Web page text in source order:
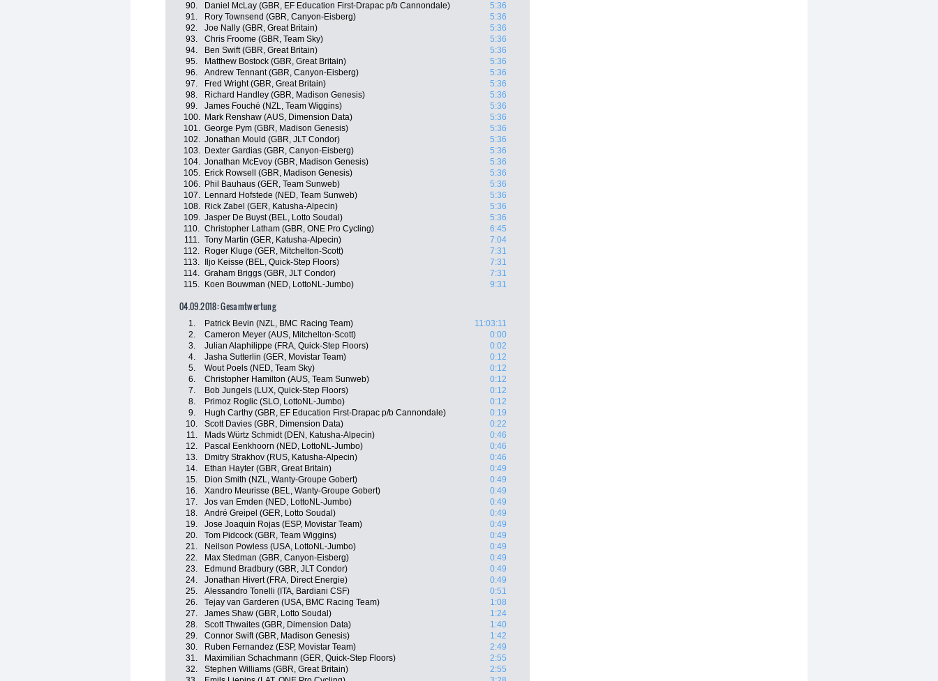
90.
Daniel McLay (GBR, EF Education First-Drapac p/b Cannondale)
5:36
91.
Rory Townsend (GBR, Canyon-Eisberg)
5:36
92.
Joe Nally (GBR, Great Britain)
5:36
93.
Chris Froome (GBR, Team Sky)
5:36
94.
Ben Swift (GBR, Great Britain)
5:36
95.
Matthew Bostock (GBR, Great Britain)
5:36
96.
Andrew Tennant (GBR, Canyon-Eisberg)
5:36
97.
Fred Wright (GBR, Great Britain)
5:36
98.
Richard Handley (GBR, Madison Genesis)
5:36
99.
James Fouché (NZL, Team Wiggins)
5:36
100.
Mark Renshaw (AUS, Dimension Data)
5:36
101. George Pym (GBR, Madison Genesis)
5:36
102. Jonathan Mould (GBR, JLT Condor)
5:36
103.
Dexter Gardias (GBR, Canyon-Eisberg)
5:36
104. Jonathan McEvoy (GBR, Madison Genesis)
5:36
105.
Erick Rowsell (GBR, Madison Genesis)
5:36
106.
Phil Bauhaus (GER, Team Sunweb)
5:36
107.
Lennard Hofstede (NED, Team Sunweb)
5:36
108.
Rick Zabel (GER, Katusha-Alpecin)
5:36
109. Jasper De Buyst (BEL, Lotto Soudal)
5:36
110. Christopher Latham (GBR, ONE Pro Cycling)
6:45
111. Tony Martin (GER, Katusha-Alpecin)
7:04
112.
Roger Kluge (GER, Mitchelton-Scott)
7:31
113.
Iljo Keisse (BEL, Quick-Step Floors)
7:31
114. Graham Briggs (GBR, JLT Condor)
7:31
115.
Koen Bouwman (NED, LottoNL-Jumbo) 9:31
04.09.2018: Gesamtwertung
1. Patrick Bevin (NZL, BMC Racing Team)
11:03:11
2.
Cameron Meyer (AUS, Mitchelton-Scott)
0:00
3.
Julian Alaphilippe (FRA, Quick-Step Floors)
0:02
4.
Jasha Sutterlin (GER, Movistar Team)
0:12
5.
Wout Poels (NED, Team Sky)
0:12
6.
Christopher Hamilton (AUS, Team Sunweb)
0:12
7.
Bob Jungels (LUX, Quick-Step Floors)
0:12
8.
Primoz Roglic (SLO, LottoNL-Jumbo)
0:12
9.
Hugh Carthy (GBR, EF Education First-Drapac p/b Cannondale)
0:19
10.
Scott Davies (GBR, Dimension Data)
0:22
11.
Mads Würtz Schmidt (DEN, Katusha-Alpecin)
0:46
12.
Pascal Eenkhoorn (NED, LottoNL-Jumbo)
0:46
13.
Dmitry Strakhov (RUS, Katusha-Alpecin)
0:46
14.
Ethan Hayter (GBR, Great Britain)
0:49
15.
Dion Smith (NZL, Wanty-Groupe Gobert)
0:49
16.
Xandro Meurisse (BEL, Wanty-Groupe Gobert)
0:49
17.
Jos van Emden (NED, LottoNL-Jumbo)
0:49
18.
André Greipel (GER, Lotto Soudal)
0:49
19.
Jose Joaquin Rojas (ESP, Movistar Team)
0:49
20.
Tom Pidcock (GBR, Team Wiggins)
0:49
21.
Neilson Powless (USA, LottoNL-Jumbo)
0:49
22.
Max Stedman (GBR, Canyon-Eisberg)
0:49
23.
Edmund Bradbury (GBR, JLT Condor)
0:49
24.
Jonathan Hivert (FRA, Direct Energie)
0:49
25.
Alessandro Tonelli (ITA, Bardiani CSF)
0:51
26.
Tejay van Garderen (USA, BMC Racing Team)
1:08
27.
James Shaw (GBR, Lotto Soudal)
1:24
28.
Scott Thwaites (GBR, Dimension Data)
1:40
29.
Connor Swift (GBR, Madison Genesis)
1:42
30.
Ruben Fernandez (ESP, Movistar Team)
2:49
31.
Maximilian Schachmann (GER, Quick-Step Floors)
2:55
32.
Stephen Williams (GBR, Great Britain)
2:55